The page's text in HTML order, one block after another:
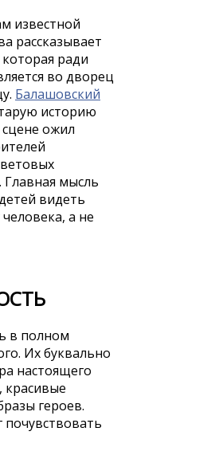
известной
рассказывает
ради
во дворец
Балашовский
историю
ожил
мысль
видеть
а не
в полном
Их буквально
настоящего
красивые
героев.